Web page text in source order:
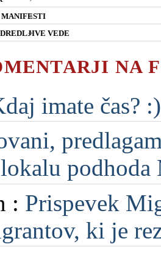
VEDE
NA
imate čas?
: Prispevek
ki je